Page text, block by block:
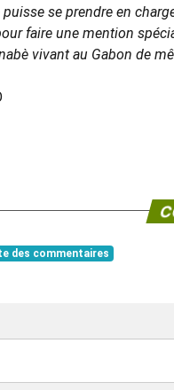
puisse se prendre en
faire une mention
vivant au Gabon de
des commentaires